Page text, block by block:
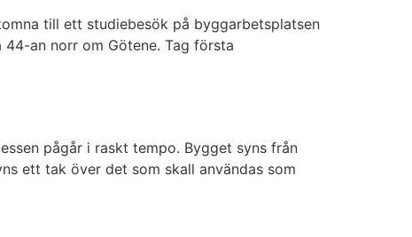
till ett studiebesök på byggarbetsplatsen
an norr om Götene. Tag första
pågår i raskt tempo. Bygget syns från
ett tak över det som skall användas som